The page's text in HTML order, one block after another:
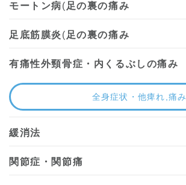
モートン病( 足の裏の痛み
足底筋膜炎( 足の裏の痛み
有痛性外頸骨症・内くるぶしの痛み
全身症状・他痺れ,痛み
緩消法
関節症・関節痛